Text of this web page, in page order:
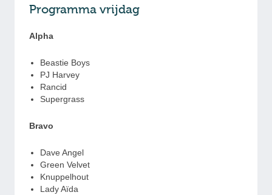
Programma vrijdag
Alpha
Beastie Boys
PJ Harvey
Rancid
Supergrass
Bravo
Dave Angel
Green Velvet
Knuppelhout
Lady Aïda